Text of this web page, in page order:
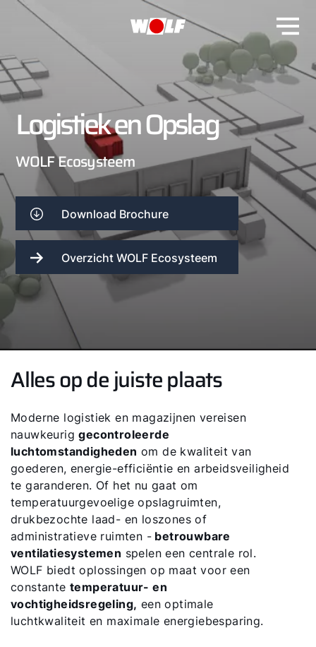
Logistiek en Opslag
WOLF Ecosysteem
Download Brochure
Overzicht WOLF Ecosysteem
Alles op de juiste plaats
Moderne logistiek en magazijnen vereisen
nauwkeuriggecontroleerde
luchtomstandigheden om de kwaliteit van
goederen, energie-efficiëntie en arbeidsveiligheid
te garanderen. Of het nu gaat om
temperatuurgevoelige opslagruimten,
drukbezochte laad- en loszones of
administratieve ruimten - betrouwbare
ventilatiesystemen spelen een centrale rol.
WOLF biedt oplossingen op maat voor een
constantetemperatuur- en
vochtigheidsregeling, een optimale
luchtkwaliteit en maximale energiebesparing.